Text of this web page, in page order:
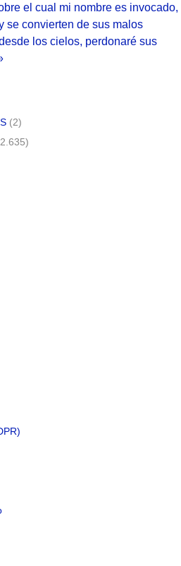
el cual mi nombre es invocado,
se convierten de sus malos
los cielos, perdonaré sus
(2)